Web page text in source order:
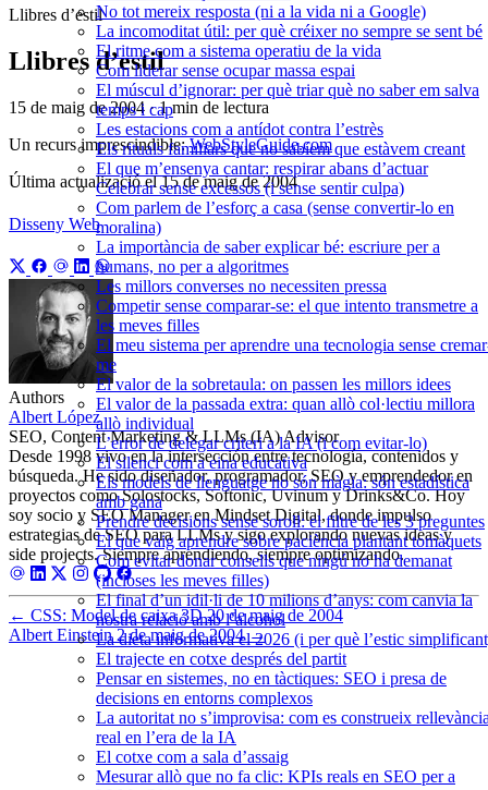
No tot mereix resposta (ni a la vida ni a Google)
La incomoditat útil: per què créixer no sempre se sent bé
El ritme com a sistema operatiu de la vida
Com liderar sense ocupar massa espai
El múscul d’ignorar: per què triar què no saber em salva
temps i cap
Les estacions com a antídot contra l’estrès
Els rituals familiars que no sabíem que estàvem creant
El que m’ensenya cantar: respirar abans d’actuar
Celebrar sense excessos (i sense sentir culpa)
Com parlem de l’esforç a casa (sense convertir-lo en
moralina)
La importància de saber explicar bé: escriure per a
humans, no per a algoritmes
Les millors converses no necessiten pressa
Competir sense comparar-se: el que intento transmetre a
les meves filles
El meu sistema per aprendre una tecnologia sense
me
El valor de la sobretaula: on passen les millors idees
El valor de la passada extra: quan allò col·lectiu millora
allò individual
L’error de delegar criteri a la IA (i com evitar-lo)
El silenci com a eina educativa
Els models de llenguatge no són màgia: són estadística
amb gana
Prendre decisions sense soroll: el filtre de les 3 preguntes
El que vaig aprendre sobre paciència plantant tomàquets
Com evitar donar consells que ningú no ha demanat
(incloses les meves filles)
El final d’un idil·li de 10 milions d’anys: com canvia la
nostra relació amb l’alcohol
La dieta informativa el 2026 (i per què l’estic
El trajecte en cotxe després del partit
Pensar en sistemes, no en tàctiques: SEO i presa de
decisions en entorns complexos
La autoritat no s’improvisa: com es construeix
real en l’era de la IA
El cotxe com a sala d’assaig
Mesurar allò que no fa clic: KPIs reals en SEO per a
Llibres d’estil
Llibres d’estil
15 de maig de 2004 · 1 min de lectura
Un recurs imprescindible:WebStyleGuide.com
Última actualizació el15 de maig de 2004
Disseny Web
Authors
Albert López
SEO, Content Marketing & LLMs (IA) Advisor
Desde 1998 vivo en la intersección entre tecnología, contenidos y
búsqueda. He sido diseñador, programador, SEO y emprendedor en
proyectos como Solostocks, Softonic, Uvinum y Drinks&Co. Hoy
soy socio y SEO Manager en Mindset Digital, donde impulso
estrategias de SEO para LLMs y sigo explorando nuevas ideas y
side projects. Siempre aprendiendo, siempre optimizando.
← CSS: Model de caixa 3D 20 de maig de 2004
Albert Einstein 2 de maig de 2004→